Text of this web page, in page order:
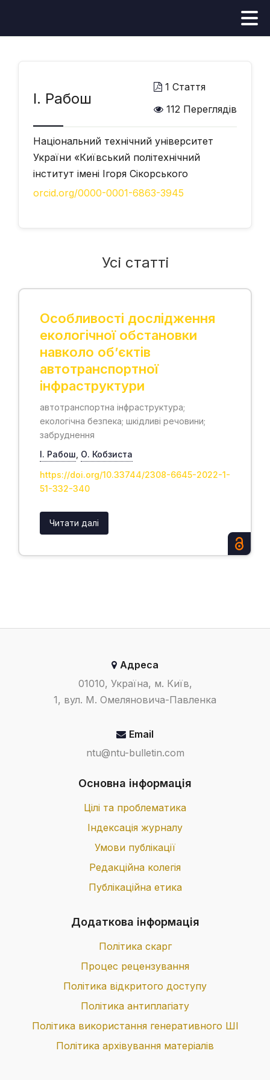
І. Рабош
1 Стаття
112 Переглядів
Національний технічний університет
України «Київський політехнічний
інститут імені Ігоря Сікорського
orcid.org/0000-0001-6863-3945
Усі статті
Особливості дослідження
екологічної обстановки
навколо об’єктів
автотранспортної
інфраструктури
автотранспортна інфраструктура;
екологічна безпека; шкідливі речовини;
забруднення
І. Рабош О. Кобзиста
https://doi.org/10.33744/2308-6645-2022-1-
51-332-340
Читати далі
Адреса
01010, Україна, м. Київ,
1, вул. М. Омеляновича-Павленка
Email
ntu@ntu-bulletin.com
Основна інформація
Цілі та проблематика
Індексація журналу
Умови публікації
Редакційна колегія
Публікаційна етика
Додаткова інформація
Політика скарг
Процес рецензування
Політика відкритого доступу
Політика антиплагіату
Політика використання генеративного ШІ
Політика архівування матеріалів